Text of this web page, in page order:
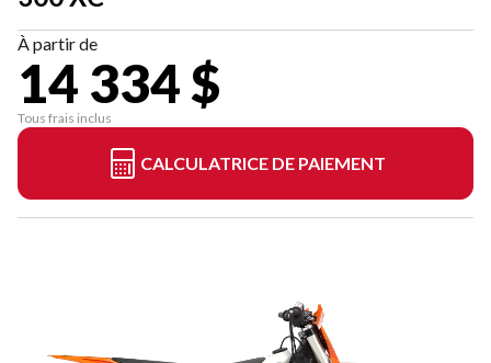
À partir de
14 334 $
Tous frais inclus
CALCULATRICE DE PAIEMENT